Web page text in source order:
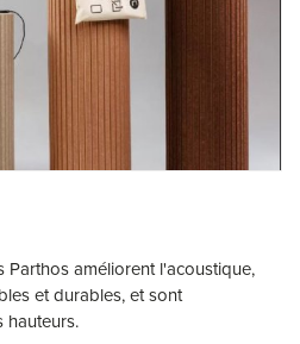
Parthos améliorent l'acoustique,
et durables, et sont
hauteurs.